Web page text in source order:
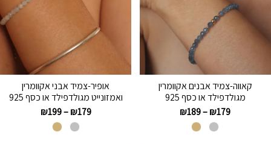
קאווה-צמיד אבנים אקוומרין
מגולדפילד או כסף 925
₪179
–
₪189
אופיר-צמיד אבני אקוומרין
ואמזונייט מגולדפילד או כסף 925
₪179
–
₪199